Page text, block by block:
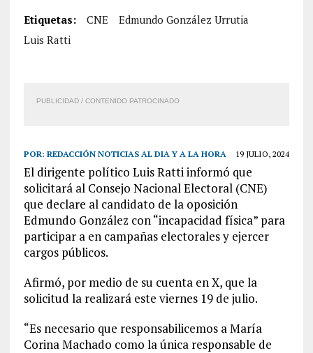
Etiquetas: CNE
Edmundo González Urrutia
Luis Ratti
PUBLICIDAD / CONTENIDO PATROCINADO
POR: REDACCIÓN NOTICIAS AL DIA Y A LA HORA 19 JULIO, 2024
El dirigente político Luis Ratti informó que
solicitará al Consejo Nacional Electoral (CNE)
que declare al candidato de la oposición
Edmundo González con “incapacidad física” para
participar a en campañas electorales y ejercer
cargos públicos.
Afirmó, por medio de su cuenta en X, que la
solicitud la realizará este viernes 19 de julio.
“Es necesario que responsabilicemos a María
Corina Machado como la única responsable de